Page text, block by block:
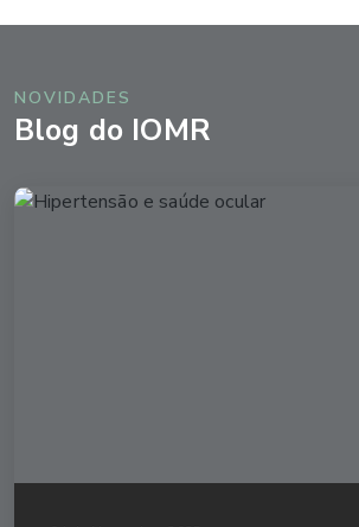
NOVIDADES
Blog do IOMR